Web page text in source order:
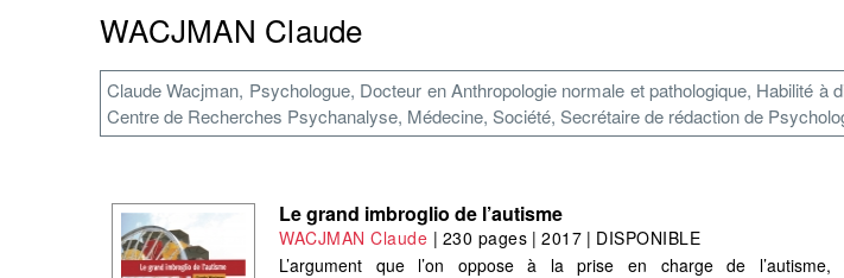
WACJMAN Claude
Claude Wacjman, Psychologue, Docteur en Anthropologie normale et pathologique, Habilité
Centre de Recherches Psychanalyse, Médecine, Société, Secrétaire de rédaction de
Le grand imbroglio de l’autisme
WACJMAN Claude | 230 pages |2017 | DISPONIBLE
L’argument que l’on oppose à la prise en charge de l’autisme,